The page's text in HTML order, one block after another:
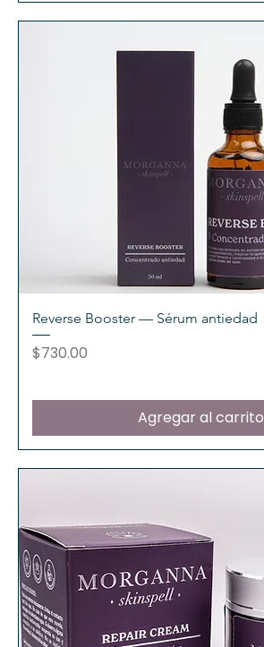
Reverse Booster — Sérum antiedad
Precio
$730.00
Agregar al carrito